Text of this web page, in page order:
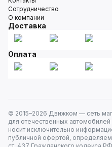
Сотрудничество
О компании
Доставка
Оплата
© 2015–2026 Движком — сеть
для отечественных
носит исключительно
публичной офертой,